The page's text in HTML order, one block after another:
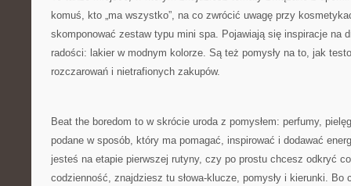
komuś, kto „ma wszystko”, na co zwrócić uwagę przy
skomponować zestaw typu mini spa. Pojawiają się inspiracje na
radości: lakier w modnym kolorze. Są też pomysły na to, jak
rozczarowań i nietrafionych zakupów.
Beat the boredom to w skrócie uroda z pomysłem: perfumy,
podane w sposób, który ma pomagać, inspirować i dodawać
jesteś na etapie pierwszej rutyny, czy po prostu chcesz odkryć
codzienność, znajdziesz tu słowa-klucze, pomysły i kierunki. Bo